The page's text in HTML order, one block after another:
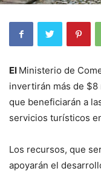
El Ministerio de
invertirán más de
que beneficiarán a
servicios turísticos
Los recursos, que
apoyarán el